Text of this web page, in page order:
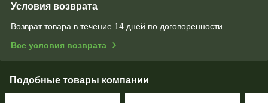
Условия возврата
Возврат товара в течение 14 дней по договоренности
Все условия возврата
Подобные товары компании